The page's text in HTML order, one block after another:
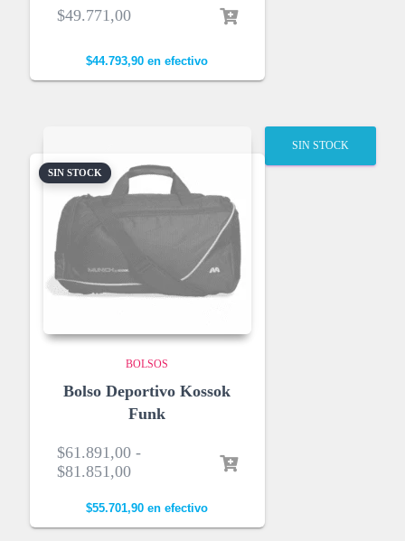
$49.771,00
$44.793,90 en efectivo
SIN STOCK
BOLSOS
Bolso Deportivo Kossok
Funk
$61.891,00 -
$81.851,00
$55.701,90 en efectivo
SIN STOCK